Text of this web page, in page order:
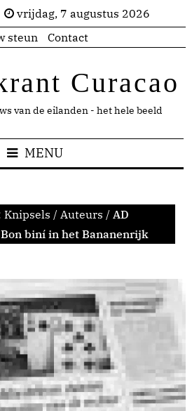
vrijdag, 7 augustus 2026
steun Contact
Curacao
van de eilanden - het hele beeld
MENU
Knipsels / Auteurs / AD
biní in het Bananenrijk